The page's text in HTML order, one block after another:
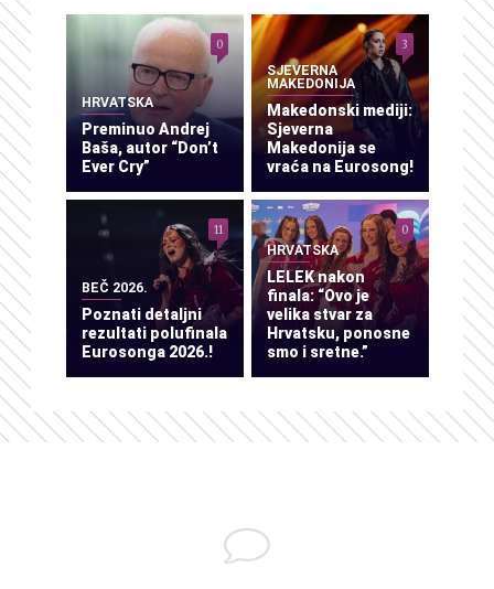
HRVATSKA
Preminuo Andrej
Baša, autor “Don’t
Ever Cry”
0
SJEVERNA
MAKEDONIJA
Makedonski mediji:
Sjeverna
Makedonija se
vraća na Eurosong!
3
BEČ 2026.
Poznati detaljni
rezultati polufinala
Eurosonga 2026.!
11
HRVATSKA
LELEK nakon
finala: “Ovo je
velika stvar za
Hrvatsku, ponosne
smo i sretne.”
0